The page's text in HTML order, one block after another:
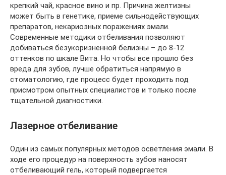
крепкий чай, красное вино и пр. Причина желтизны
может быть в генетике, приеме сильнодействующих
препаратов, некариозных поражениях эмали.
Современные методики отбеливания позволяют
добиваться безукоризненной белизны – до 8-12
оттенков по шкале Вита. Но чтобы все прошло без
вреда для зубов, лучше обратиться напрямую в
стоматологию, где процесс будет проходить под
присмотром опытных специалистов и только после
тщательной диагностики.
Лазерное отбеливание
Один из самых популярных методов осветления эмали. В
ходе его процедур на поверхность зубов наносят
отбеливающий гель, который подвергается